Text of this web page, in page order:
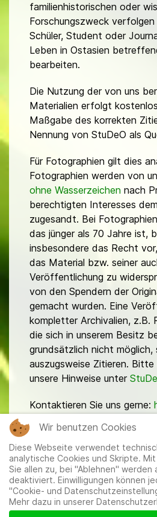
familienhistorischen oder
Forschungszweck
Schüler, Student oder
Leben in Ostasien
bearbeiten.
Die Nutzung der von uns
Materialien erfolgt
Maßgabe des korrekten
Nennung von StuDeO als
Für Fotographien gilt dies
Fotographien werden von
ohne Wasserzeichen nach
berechtigten Interesses
zugesandt. Bei
das jünger als 70 Jahre ist,
insbesondere das Recht
das Material bzw. seiner
Veröffentlichung zu
von den Spendern der
gemacht wurden. Eine
kompletter Archivalien, z.B.
die sich in unserem Besitz
grundsätzlich nicht möglich,
auszugsweise Zitieren.
unsere Hinweise unter
Kontaktieren Sie uns gerne:
Mitglieder|Impressum|
Wir benutzen Cookies
Diese Webseite verwendet
analytische Cookies und Skripte.
Sie allen zu, bei "Ablehnen" werden
deaktiviert. Einwilligungen können
"Cookie- und
Mehr dazu in unserer